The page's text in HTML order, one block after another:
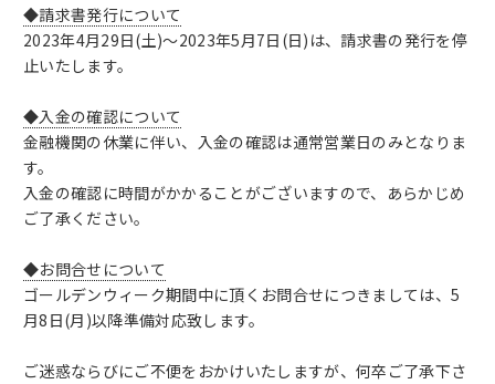
◆請求書発行について
2023年4月29日(土)～2023年5月7日(日)は、請求書の発行を停
止いたします。
◆入金の確認について
金融機関の休業に伴い、入金の確認は通常営業日のみとなりま
す。
入金の確認に時間がかかることがございますので、あらかじめ
ご了承ください。
◆お問合せについて
ゴールデンウィーク期間中に頂くお問合せにつきましては、5
月8日(月)以降準備対応致します。
ご迷惑ならびにご不便をおかけいたしますが、何卒ご了承下さ